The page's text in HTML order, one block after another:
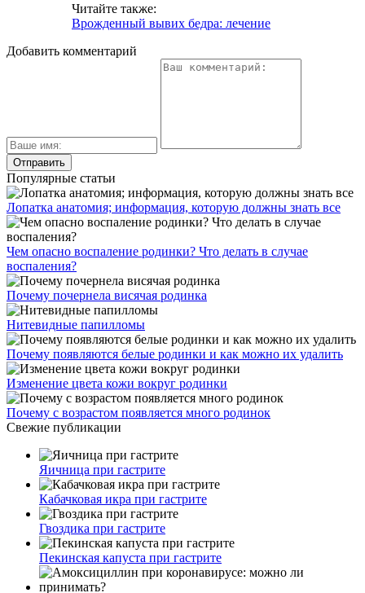
Читайте также:
Врожденный вывих бедра: лечение
Добавить комментарий
Популярные статьи
Лопатка анатомия; информация, которую должны знать все
Чем опасно воспаление родинки? Что делать в случае
воспаления?
Почему почернела висячая родинка
Нитевидные папилломы
Почему появляются белые родинки и как можно их удалить
Изменение цвета кожи вокруг родинки
Почему с возрастом появляется много родинок
Свежие публикации
Яичница при гастрите
Кабачковая икра при гастрите
Гвоздика при гастрите
Пекинская капуста при гастрите